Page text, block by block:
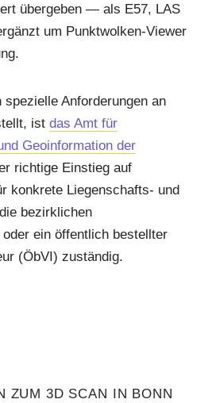
übergeben — als E57, LAS
um Punktwolken-Viewer
spezielle Anforderungen an
ist das Amt für
Geoinformation der
richtige Einstieg auf
konkrete Liegenschafts- und
bezirklichen
ein öffentlich bestellter
(ÖbVI) zuständig.
ZUM 3D SCAN IN BONN